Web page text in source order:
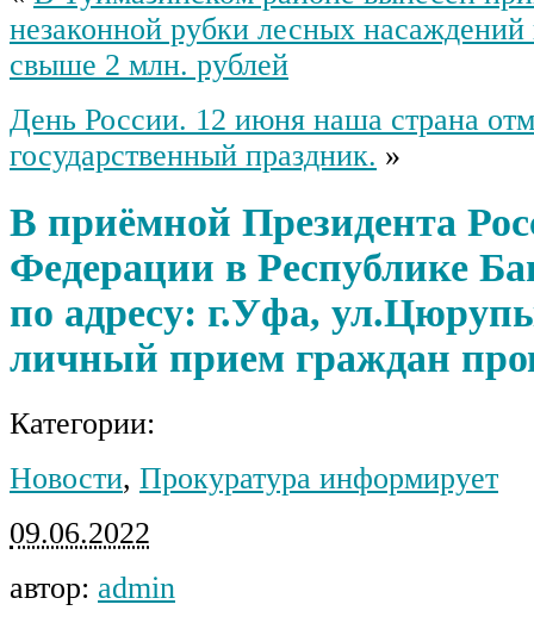
незаконной рубки лесных
свыше 2 млн. рублей
День России. 12 июня наша страна
государственный праздник. »
В приёмной Президента
Федерации в Республике
по адресу: г.Уфа,
личный прием граждан
Категории:
Новости, Прокуратура информирует
09.06.2022
автор: admin